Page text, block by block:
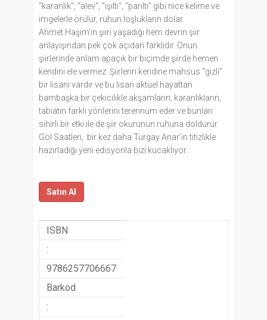
“karanlık”, “alev”, “ışıltı”, “parıltı” gibi nice kelime ve
imgelerle örülür, ruhun loşlukların dolar.
Ahmet Haşim’in şiiri yaşadığı hem devrin şiir
anlayışından pek çok açıdan farklıdır. Onun
şiirlerinde anlam apaçık bir biçimde şiirde hemen
kendini ele vermez. Şiirlerin kendine mahsus “gizli”
bir lisanı vardır ve bu lisan aktüel hayattan
bambaşka bir çekicilikle akşamların, karanlıkların,
tabiatın farklı yönlerini terennüm eder ve bunları
sihirli bir etki ile de şiir okurunun ruhuna doldurur.
Göl Saatleri, bir kez daha Turgay Anar’ın titizlikle
hazırladığı yeni edisyonla bizi kucaklıyor.
Satın Al
ISBN
:
9786257706667
Barkod
: